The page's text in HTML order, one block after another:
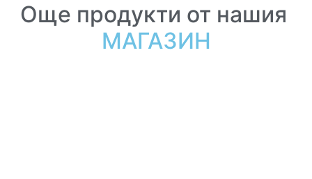
Още продукти от нашия
МАГАЗИН